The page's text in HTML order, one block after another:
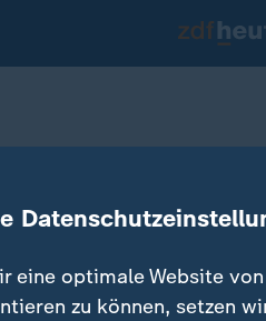
in Venedig
eine optimale Website
zu können, setzen